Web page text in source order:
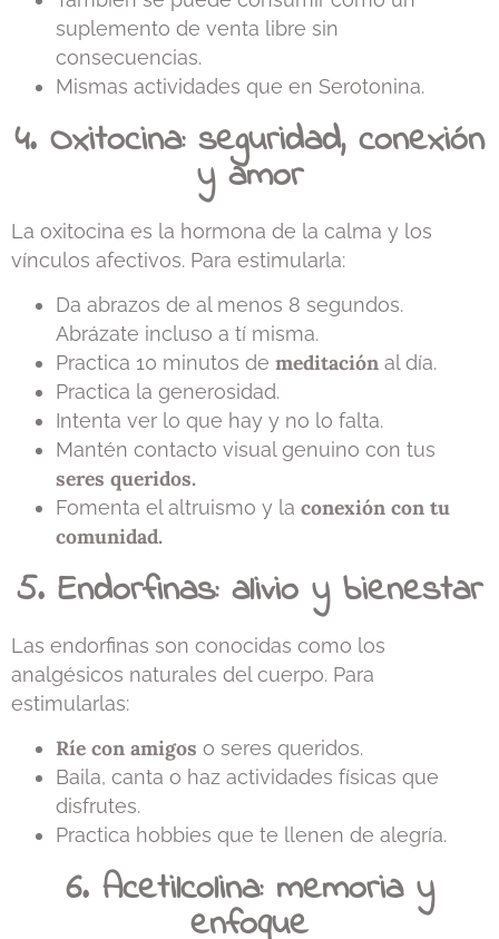
suplemento de venta libre sin
consecuencias.
Mismas actividades que en Serotonina.
4. Oxitocina: seguridad, conexión
y amor
La oxitocina es la hormona de la calma y los
vínculos afectivos. Para estimularla:
Da abrazos de al menos 8 segundos.
Abrázate incluso a tí misma.
Practica 10 minutos de meditación al día.
Practica la generosidad.
Intenta ver lo que hay y no lo falta.
Mantén contacto visual genuino con tus
seres queridos.
Fomenta el altruismo y la conexión con tu
comunidad.
5. Endorfinas: alivio y bienestar
Las endorfinas son conocidas como los
analgésicos naturales del cuerpo. Para
estimularlas:
Ríe con amigos o seres queridos.
Baila, canta o haz actividades físicas que
disfrutes.
Practica hobbies que te llenen de alegría.
6. Acetilcolina: memoria y
enfoque